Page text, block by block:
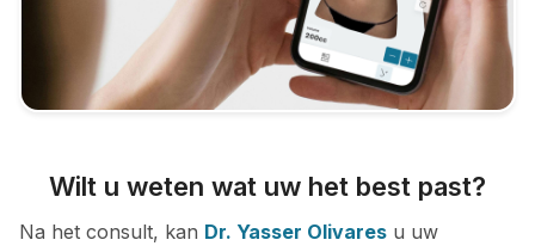
Wilt u weten wat uw het best past?
Na het consult, kan Dr. Yasser Olivares u uw